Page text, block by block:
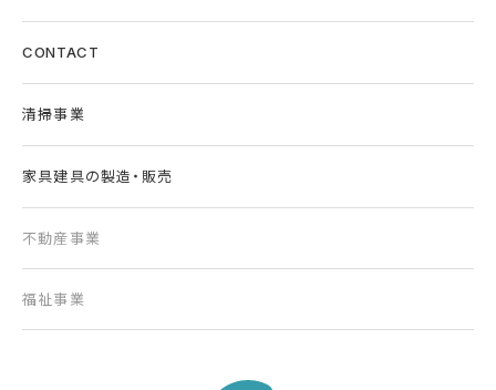
CONTACT
清掃事業
家具建具の製造・販売
不動産事業
福祉事業